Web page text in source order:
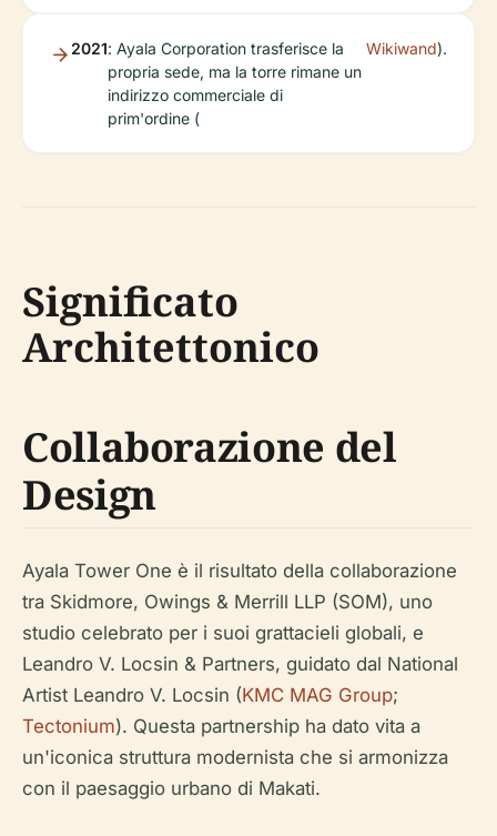
2021: Ayala Corporation trasferisce la
propria sede, ma la torre rimane un
indirizzo commerciale di
prim'ordine (
Wikiwand).
Significato
Architettonico
Collaborazione del
Design
Ayala Tower One è il risultato della collaborazione
tra Skidmore, Owings & Merrill LLP (SOM), uno
studio celebrato per i suoi grattacieli globali, e
Leandro V. Locsin & Partners, guidato dal National
Artist Leandro V. Locsin (KMC MAG Group;
Tectonium). Questa partnership ha dato vita a
un'iconica struttura modernista che si armonizza
con il paesaggio urbano di Makati.